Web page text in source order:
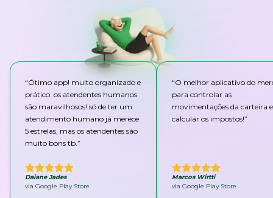
“Ótimo app! muito organizado e
prático. os atendentes humanos
são maravilhosos! só de ter um
atendimento humano já merece
5 estrelas, mas os atendentes são
muito bons tb.”
Daiane Jades
via Google Play Store
“O melhor aplicativo do
para controlar as
movimentações da carteira e
calcular os impostos!”
Marcos Wirtti
via Google Play Store